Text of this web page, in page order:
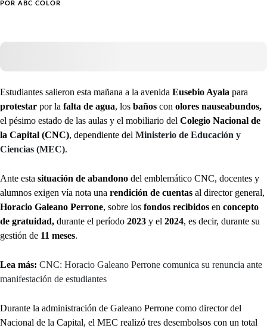
POR ABC COLOR
Estudiantes salieron esta mañana a la avenida Eusebio Ayala para
protestar por la falta de agua, los baños con olores nauseabundos,
el pésimo estado de las aulas y el mobiliario del Colegio Nacional de
la Capital (CNC), dependiente del Ministerio de Educación y
Ciencias (MEC).
Ante esta situación de abandono del emblemático CNC, docentes y
alumnos exigen vía nota una rendición de cuentas al director general,
Horacio Galeano Perrone, sobre los fondos recibidos en concepto
de gratuidad, durante el período 2023 y el 2024, es decir, durante su
gestión de 11 meses.
Lea más: CNC: Horacio Galeano Perrone comunica su renuncia ante
manifestación de estudiantes
Durante la administración de Galeano Perrone como director del
Nacional de la Capital, el MEC realizó tres desembolsos con un total